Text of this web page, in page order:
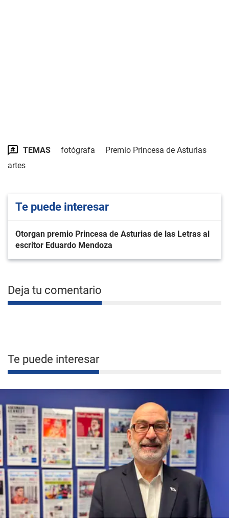
TEMAS fotógrafa
Premio Princesa de Asturias
artes
Te puede interesar
Otorgan premio Princesa de Asturias de las Letras al
escritor Eduardo Mendoza
Deja tu comentario
Te puede interesar